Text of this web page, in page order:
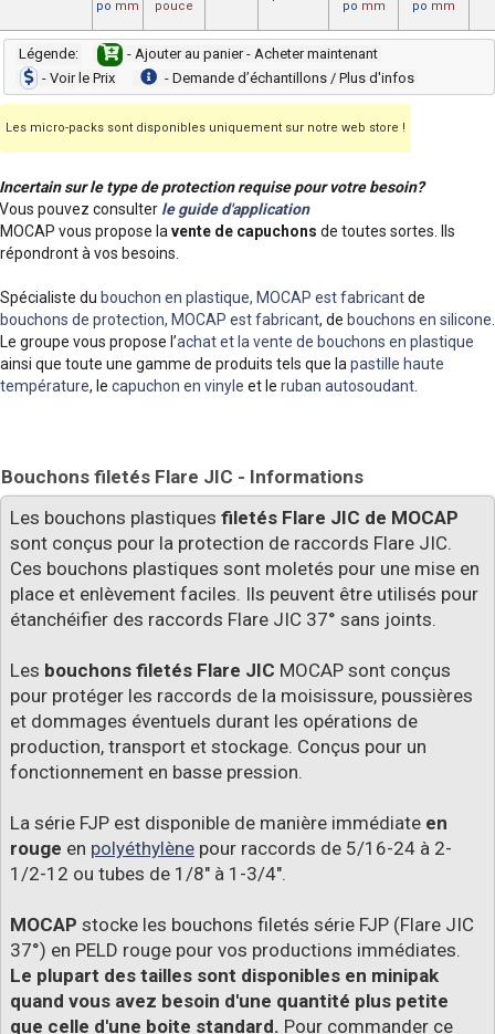
po mm pouce po mm po mm
Légende:
- Ajouter au panier - Acheter maintenant
- Voir le Prix
- Demande dʼéchantillons / Plus d'infos
Les micro-packs sont disponibles uniquement sur notre web store !
Incertain sur le type de protection requise pour votre besoin?
Vous pouvez consulter le guide d'application
MOCAP vous propose lavente de capuchons de toutes sortes. Ils
répondront à vos besoins.
Spécialiste du bouchon en plastique, MOCAP est fabricantde
bouchons de protection, MOCAP est fabricant, de bouchons en silicone.
Le groupe vous propose l’achat et la vente de bouchons en plastique
ainsi que toute une gamme de produits tels que lapastille haute
température, le capuchon en vinyle et le ruban autosoudant.
Bouchons filetés Flare JIC - Informations
Les bouchons plastiques filetés Flare JIC de MOCAP
sont conçus pour la protection de raccords Flare JIC.
Ces bouchons plastiques sont moletés pour une mise en
place et enlèvement faciles. Ils peuvent être utilisés pour
étanchéifier des raccords Flare JIC 37° sans joints.
Les bouchons filetés Flare JIC MOCAP sont conçus
pour protéger les raccords de la moisissure, poussières
et dommages éventuels durant les opérations de
production, transport et stockage. Conçus pour un
fonctionnement en basse pression.
La série FJP est disponible de manière immédiate en
rouge en polyéthylène pour raccords de 5/16-24 à 2-
1/2-12 ou tubes de 1/8" à 1-3/4".
MOCAP stocke les bouchons filetés série FJP (Flare JIC
37°) en PELD rouge pour vos productions immédiates.
Le plupart des tailles sont disponibles en minipak
quand vous avez besoin d'une quantité plus petite
que celle d'une boite standard. Pour commander ce